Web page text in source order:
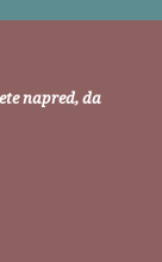
napred, da